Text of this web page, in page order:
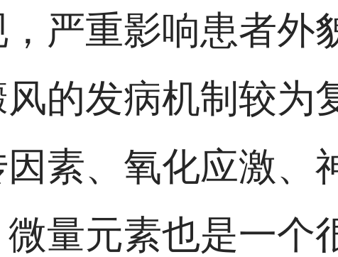
严重影响患者外
的发病机制较为
素、氧化应激、
量元素也是一个